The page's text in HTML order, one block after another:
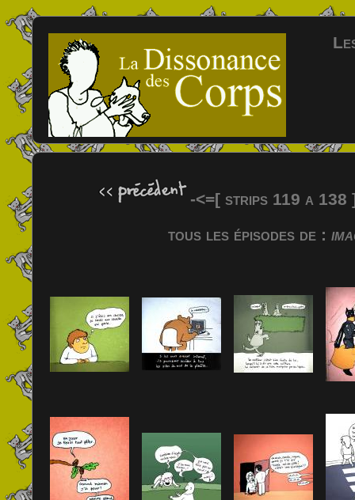
-<=[ strips 119 a 138
tous les épisodes de :